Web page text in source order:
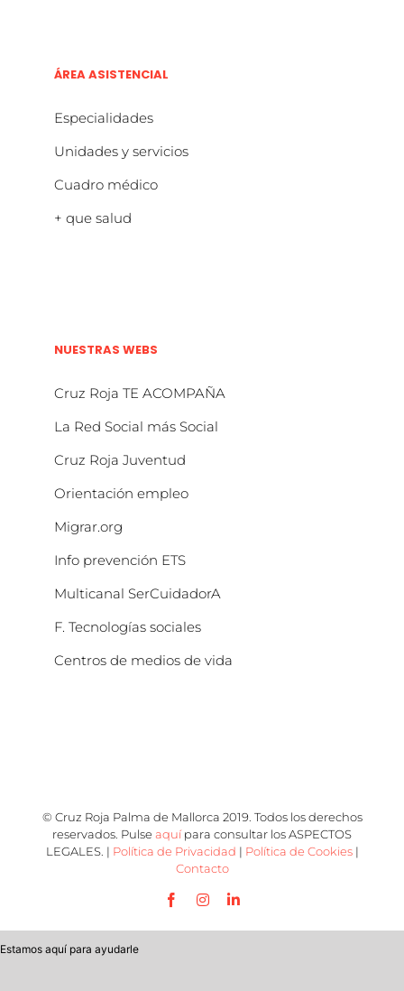
ÁREA ASISTENCIAL
Especialidades
Unidades y servicios
Cuadro médico
+ que salud
NUESTRAS WEBS
Cruz Roja TE ACOMPAÑA
La Red Social más Social
Cruz Roja Juventud
Orientación empleo
Migrar.org
Info prevención ETS
Multicanal SerCuidadorA
F. Tecnologías sociales
Centros de medios de vida
© Cruz Roja Palma de Mallorca 2019. Todos los derechos
reservados. Pulse aquípara consultar los ASPECTOS
LEGALES. | Política de Privacidad | Política de Cookies|
Contacto
FacebookInstagramLinkedIn
Estamos aquí para ayudarle